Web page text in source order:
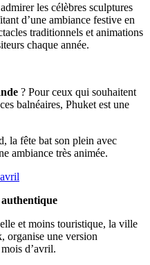
les célèbres sculptures
d’une ambiance festive en
traditionnels et animations
chaque année.
? Pour ceux qui souhaitent
balnéaires, Phuket est une
la fête bat son plein avec
ambiance très animée.
et moins touristique, la ville
organise une version
d’avril.